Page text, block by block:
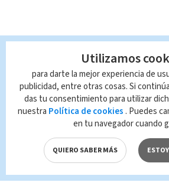
Utilizamos
para darte la mejor experiencia de
publicidad, entre otras cosas. Si
das tu consentimiento para utilizar
nuestra Política de cookies . Puedes
en tu navegador cuando
QUIERO SABER MÁS